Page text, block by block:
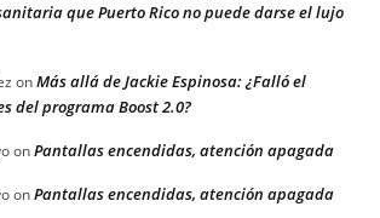
que Puerto Rico no puede darse el lujo
onMás allá de Jackie Espinosa: ¿Falló el
del programa Boost 2.0?
onPantallas encendidas, atención apagada
onPantallas encendidas, atención apagada